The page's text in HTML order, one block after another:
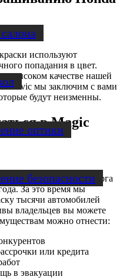
оптики
безопасности
используют
попадания в цвет.
высоком качестве нашей
Civic мы заключим с вами
будут неизменны.
в Magic
Санкт-Петербурга
За это время мы
тысячи автомобилей
владельцев вы можете
можно отнести:
или кредита
в эвакуации